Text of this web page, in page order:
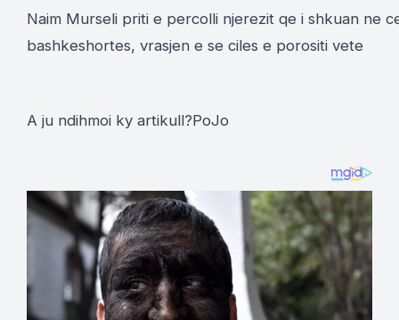
Naim Murseli priti e percolli njerezit qe i shkuan ne
bashkeshortes, vrasjen e se ciles e porositi vete
A ju ndihmoi ky artikull?PoJo